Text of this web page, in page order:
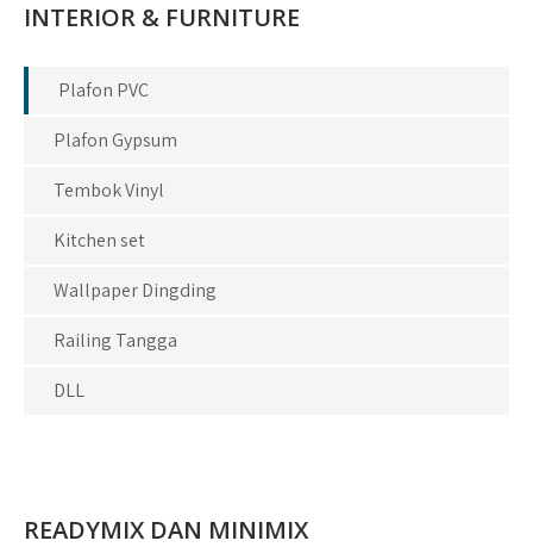
INTERIOR & FURNITURE
Plafon PVC
Plafon Gypsum
Tembok Vinyl
Kitchen set
Wallpaper Dingding
Railing Tangga
DLL
READYMIX DAN MINIMIX